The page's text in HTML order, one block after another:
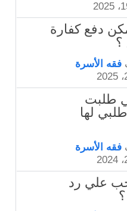
يمكن دفع كفارة
؟
فقه الأسرة
طلبت
لها
فقه الأسرة
يجب علي رد